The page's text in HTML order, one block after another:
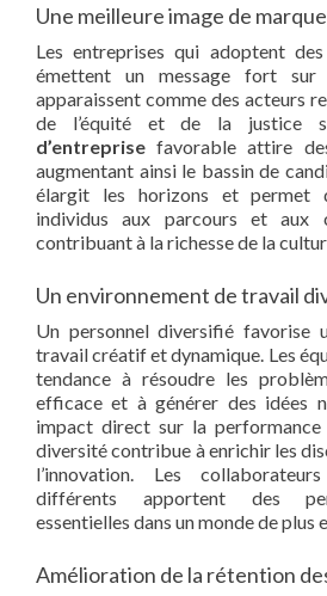
Une meilleure image de marque
Les entreprises qui adoptent
émettent un message fort sur
apparaissent comme des acteurs
de l’équité et de la justice
d’entreprise favorable attire
augmentant ainsi le bassin de
élargit les horizons et permet
individus aux parcours et aux
contribuant à la richesse de la
Un environnement de travail
Un personnel diversifié favorise
travail créatif et dynamique. Les
tendance à résoudre les
efficace et à générer des idées
impact direct sur la performance
diversité contribue à enrichir les
l’innovation. Les
différents apportent des
essentielles dans un monde de plus
Amélioration de la rétention